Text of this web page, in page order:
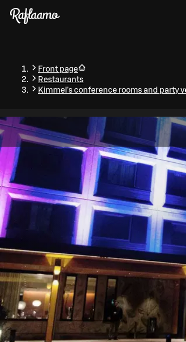
Skip to main content
Front page
Restaurants
Kimmel's conference rooms and party